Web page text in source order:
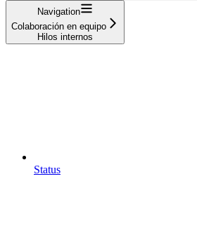
Navigation
Colaboración en equipo
Hilos internos
Status